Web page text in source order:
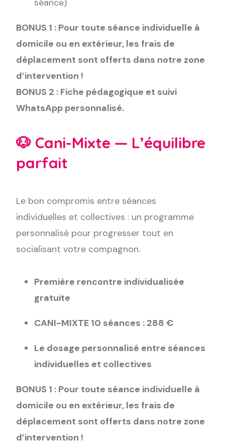
séance)
BONUS 1 : Pour toute séance individuelle à
domicile ou en extérieur, les frais de
déplacement sont offerts dans notre zone
d’intervention !
BONUS 2 : Fiche pédagogique et suivi
WhatsApp personnalisé.
🐶 Cani-Mixte — L’équilibre
parfait
Le bon compromis entre séances
individuelles et collectives : un programme
personnalisé pour progresser tout en
socialisant votre compagnon.
Première rencontre individualisée
gratuite
CANI-MIXTE 10 séances : 288 €
Le dosage personnalisé entre séances
individuelles et collectives
BONUS 1 : Pour toute séance individuelle à
domicile ou en extérieur, les frais de
déplacement sont offerts dans notre zone
d’intervention !